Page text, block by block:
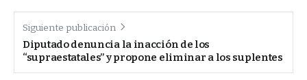
Siguiente publicación
Diputado denuncia la inacción de los
“supraestatales” y propone eliminar a los suplentes